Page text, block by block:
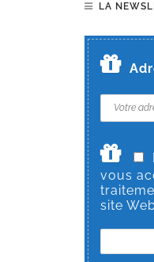
LA
vous
site